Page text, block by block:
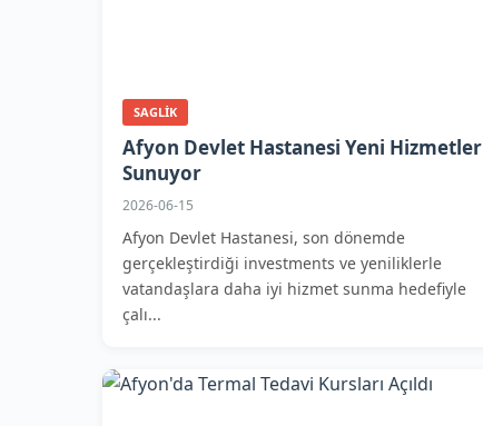
SAGLIK
Afyon Devlet Hastanesi Yeni Hizmetler
Sunuyor
2026-06-15
Afyon Devlet Hastanesi, son dönemde
gerçekleştirdiği investments ve yeniliklerle
vatandaşlara daha iyi hizmet sunma hedefiyle
çalı...